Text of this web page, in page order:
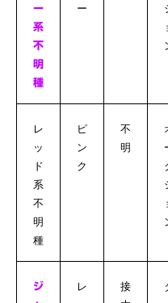
ー
系
不
明
種
ー
レ
ッ
ド
系
不
明
種
ピ
ン
ク
不
明
ジ
レ
接